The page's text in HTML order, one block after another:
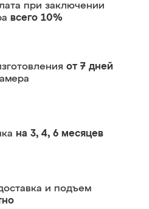
при заключении
всего 10%
от 7 дней
на 3, 4, 6 месяцев
и подъем